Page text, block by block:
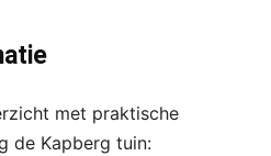
met praktische
de Kapberg tuin: